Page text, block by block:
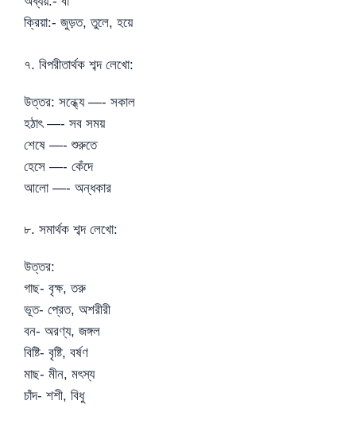
ক্রিয়া:- জুড়ত, তুলে, হয়ে
৭. বিপরীতার্থক শব্দ লেখো:
উত্তর: সন্ধ্যে —- সকাল
হঠাৎ —- সব সময়
শেষে —- শুরুতে
হেসে —- কেঁদে
আলো —- অন্ধকার
৮. সমার্থক শব্দ লেখো:
উত্তর:
গাছ- বৃক্ষ, তরু
ভূত- প্রেত, অশরীরী
বন- অরণ্য, জঙ্গল
বিষ্টি- বৃষ্টি, বর্ষণ
মাছ- মীন, মৎস্য
চাঁদ- শশী, বিধু